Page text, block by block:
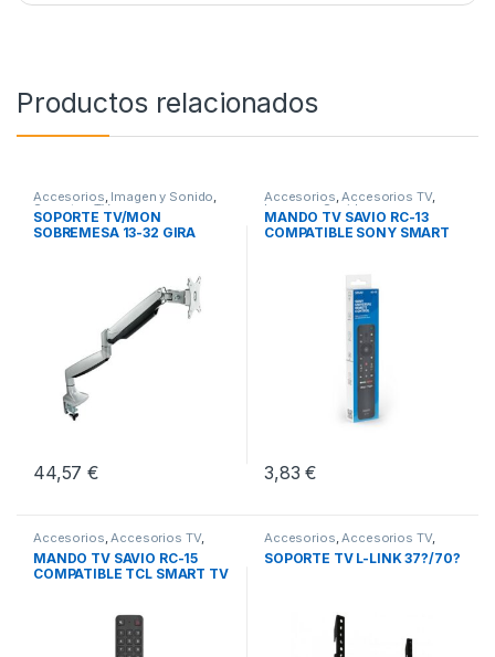
Productos relacionados
Accesorios, Imagen y Sonido,
Soportes TV
SOPORTE TV/MON
SOBREMESA 13-32 GIRA
44,57€
Accesorios,Accesorios TV,
Imagen y Sonido
MANDO TV SAVIO RC-13
COMPATIBLE SONY SMART
3,83€
Accesorios,Accesorios TV,
Imagen y Sonido
MANDO TV SAVIO RC-15
COMPATIBLE TCL SMART TV
Accesorios,Accesorios TV,
Imagen y Sonido
SOPORTE TV L-LINK 37?/70?